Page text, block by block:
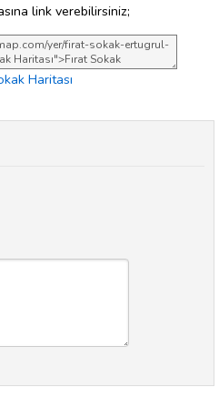
link verebilirsiniz;
Haritası